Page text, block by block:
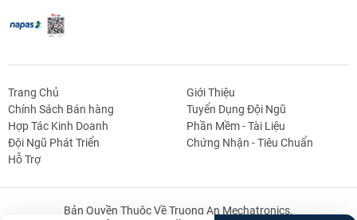
Định
Tải
Linh Kiện Siết -
Dao Cụ Cắt Gọt
Dụng Cụ Cầm
Máy Công Cụ
Trang Chủ
Giới Thiệu
Chính Sách Bán hàng
Tuyển Dụng Đội Ngũ
Hợp Tác Kinh Doanh
Phần Mềm - Tài Liệu
Đội Ngũ Phát Triển
Chứng Nhận - Tiêu Chuẩn
Hỗ Trợ
Bản Quyền Thuộc Về Truong An Mechatronics.